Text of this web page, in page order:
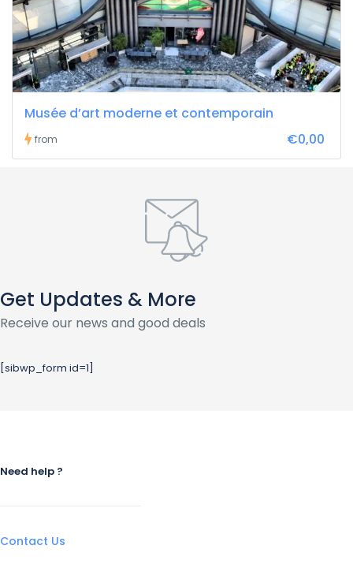
Musée d’art moderne et contemporain
from €0,00
Get Updates & More
Receive our news and good deals
[sibwp_form id=1]
Need help ?
Contact Us